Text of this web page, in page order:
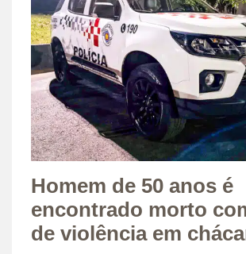
Homem de 50 anos é
encontrado morto
de violência em